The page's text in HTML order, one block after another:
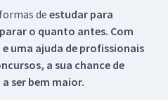
de estudar para
o quanto antes. Com
uma ajuda de profissionais
a sua chance de
ser bem maior.